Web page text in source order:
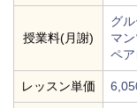
授業料(月謝)
グ
マ
ペ
レッスン単価